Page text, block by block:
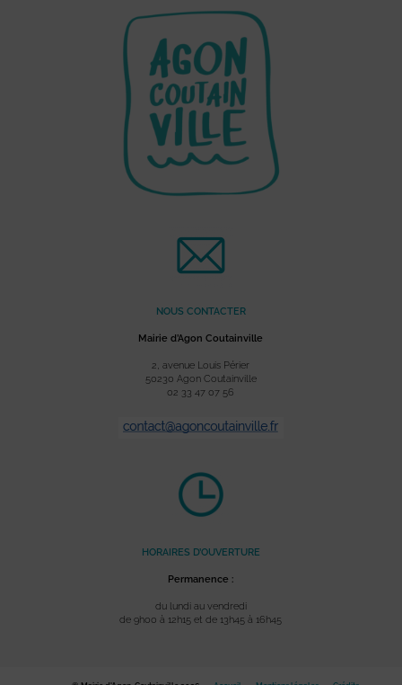
NOUS CONTACTER
Mairie d’Agon Coutainville
2, avenue Louis Périer
50230 Agon Coutainville
02 33 47 07 56
HORAIRES D’OUVERTURE
Permanence :
du lundi au vendredi
de 9h00 à 12h15 et de 13h45 à 16h45